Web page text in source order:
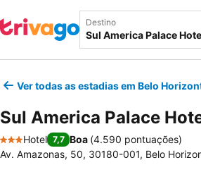
Destino
Ver todas as estadias em Belo
Sul America Palace
3 Estrelas
Hotel 7,7 Boa (4.590 pontuações)
Av. Amazonas, 50, 30180-001, Belo